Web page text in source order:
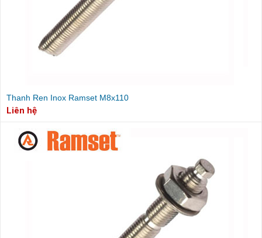
Thanh Ren Inox Ramset M8x110
Liên hệ